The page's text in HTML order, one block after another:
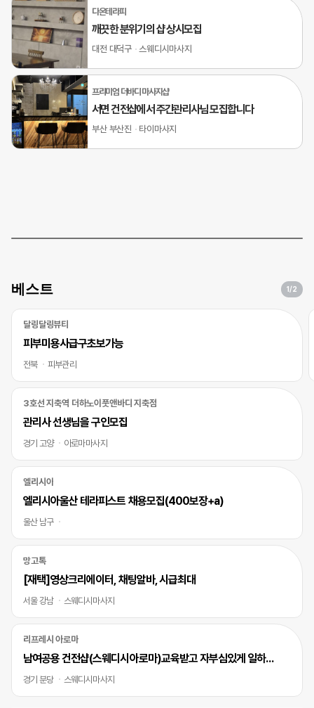
다온테라피
깨끗한 분위기의 샵 상시모집
대전 대덕구 스웨디시마사지
프리미엄 더바디 마사지샵
서면 건전샵에서 주간관리사님 모집합니다
부산 부산진 타이마사지
베스트 1/2
달링달링뷰티
피부미용사급구초보가능
전북 피부관리
3호선 지축역 더하노이풋앤바디 지축점
관리사 선생님을 구인모집
경기 고양 아로마마사지
엘리시아
엘리시아울산 테라피스트 채용모집(400보장+a)
울산 남구
망고톡
[재택]영상크리에이터, 채팅알바, 시급최대
서울 강남 스웨디시마사지
리프레시 아로마
남여공용 건전샵(스웨디시아로마)교육받고 자부심있게 일하실 바디테라피사 모십니다
경기 분당 스웨디시마사지